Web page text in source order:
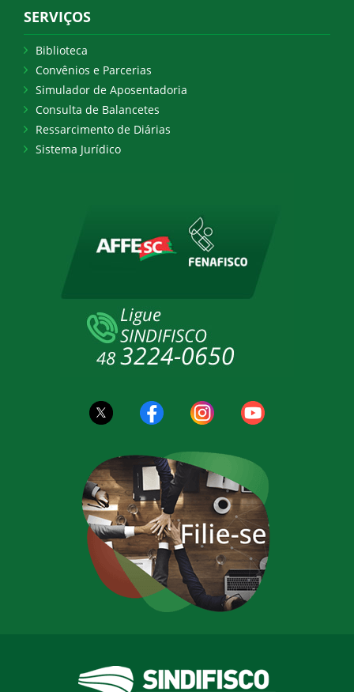
SERVIÇOS
Biblioteca
Convênios e Parcerias
Simulador de Aposentadoria
Consulta de Balancetes
Ressarcimento de Diárias
Sistema Jurídico